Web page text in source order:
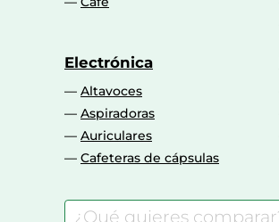
Electrónica
Altavoces
Aspiradoras
Auriculares
Cafeteras de cápsulas